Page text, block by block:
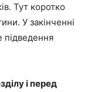
Тут коротко
У закінченні
підведення
і перед